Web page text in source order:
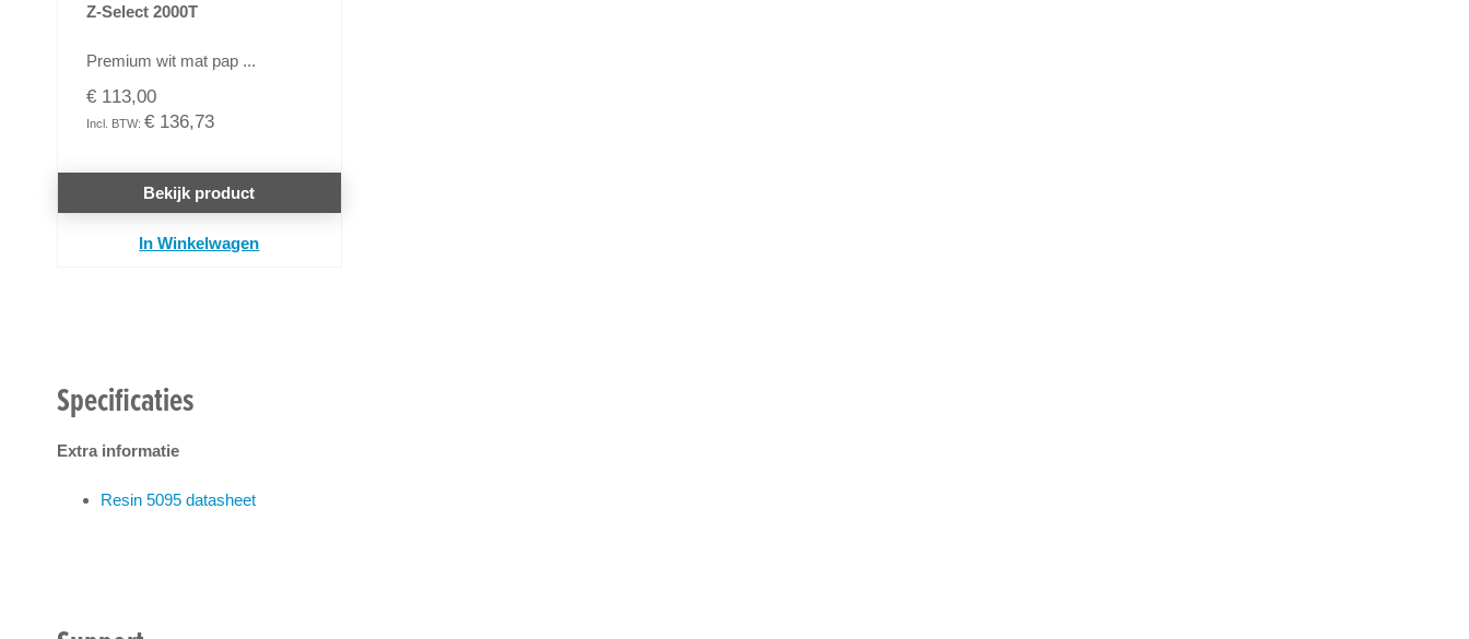
Z-Select 2000T
Premium wit mat pap ...
€ 113,00
€ 136,73
Bekijk product
In Winkelwagen
Specificaties
Extra informatie
Resin 5095 datasheet